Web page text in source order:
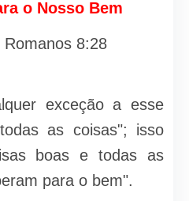
o Nosso Bem
Romanos 8:28
exceção a esse
as coisas"; isso
boas e todas as
para o bem".